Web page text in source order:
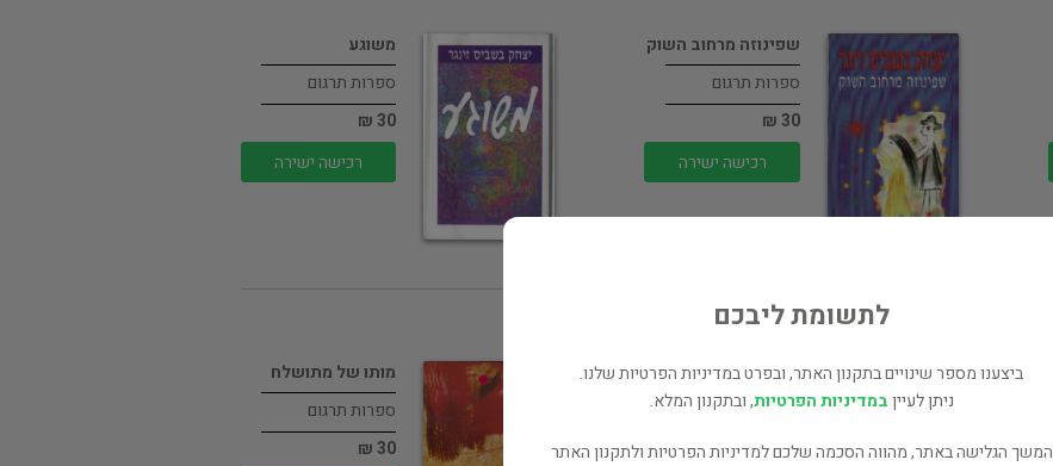
שפינוזה מרחוב השוק
ספרות תרגום
30 ₪
רכישה ישירה
משוגע
ספרות תרגום
30 ₪
רכישה ישירה
צללים על ההדסון
ספרות תרגום
30 ₪
מותו של מתושלח
ספרות תרגום
30 ₪
לתשומת ליבכם
ביצענו מספר שינויים בתקנון האתר, ובפרט במדיניות הפרטיות שלנו.
ניתן לעייןבמדיניות הפרטיות, ובתקנון המלא.
המשך הגלישה באתר, מהווה הסכמה שלכם למדיניות הפרטיות ולתקנון האתר